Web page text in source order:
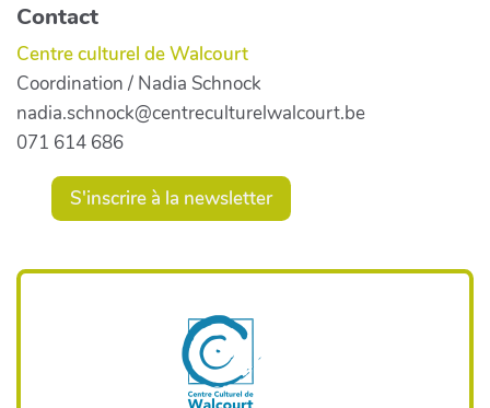
Contact
Centre culturel de Walcourt
Coordination / Nadia Schnock
nadia.schnock@centreculturelwalcourt.be
071 614 686
S'inscrire à la newsletter